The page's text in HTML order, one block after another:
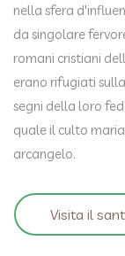
nella sfera
da singolare
romani cristiani
erano rifugiati
segni della loro
quale il culto
arcangelo.
Visita il